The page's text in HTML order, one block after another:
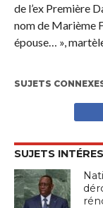
de l’ex Première
nom de Marième
épouse… »,
SUJETS
SUJETS